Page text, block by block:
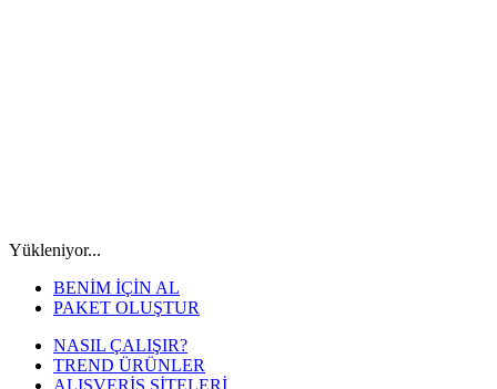
Yükleniyor...
BENİM İÇİN AL
PAKET OLUŞTUR
NASIL ÇALIŞIR?
TREND ÜRÜNLER
ALIŞVERİŞ SİTELERİ